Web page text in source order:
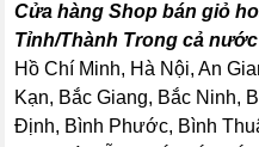
Cửa hàng Shop bán giỏ
Tỉnh/Thành Trong cả
Hồ Chí Minh, Hà Nội, An
Kạn, Bắc Giang, Bắc Ninh,
Định, Bình Phước, Bình